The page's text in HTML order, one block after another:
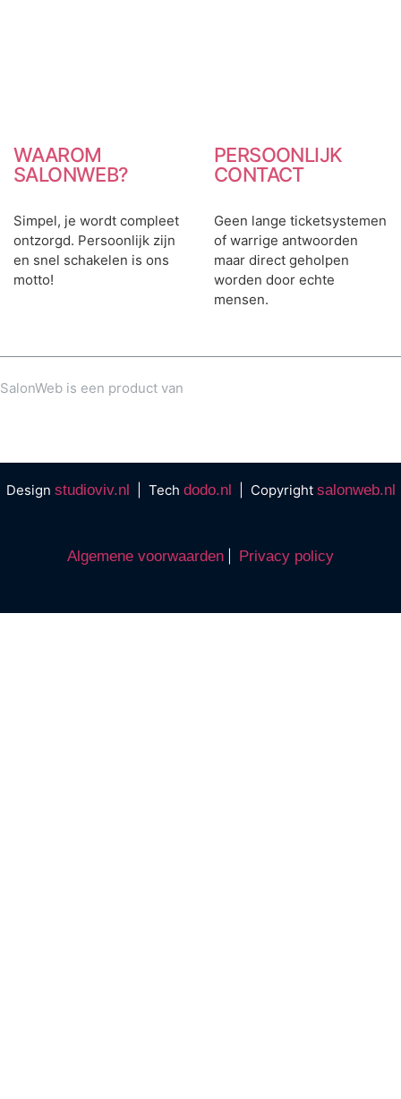
WAAROM
SALONWEB?
Simpel, je wordt compleet
ontzorgd. Persoonlijk zijn
en snel schakelen is ons
motto!
PERSOONLIJK
CONTACT
Geen lange ticketsystemen
of warrige antwoorden
maar direct geholpen
worden door echte
mensen.
SalonWeb is een product van
Design studioviv.nl | Tech dodo.nl | Copyright salonweb.nl
Algemene voorwaarden Privacy policy